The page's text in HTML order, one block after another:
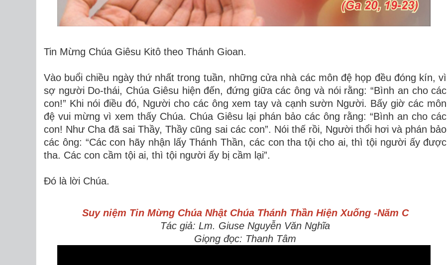
Tin Mừng Chúa Giêsu Kitô theo Thánh Gioan.
Vào buổi chiều ngày thứ nhất trong tuần, những cửa nhà các môn đệ họp đều đóng kín, vì
sợ người Do-thái, Chúa Giêsu hiện đến, đứng giữa các ông và nói rằng: “Bình an cho các
con!” Khi nói điều đó, Người cho các ông xem tay và cạnh sườn Người. Bấy giờ các môn
đệ vui mừng vì xem thấy Chúa. Chúa Giêsu lại phán bảo các ông rằng: “Bình an cho các
con! Như Cha đã sai Thầy, Thầy cũng sai các con”. Nói thế rồi, Người thổi hơi và phán bảo
các ông: “Các con hãy nhận lấy Thánh Thần, các con tha tội cho ai, thì tội người ấy được
tha. Các con cầm tội ai, thì tội người ấy bị cầm lại”.
Ðó là lời Chúa.
Suy niệm Tin Mừng Chúa Nhật Chúa Thánh Thần Hiện Xuống -Năm C
Tác giả: Lm. Giuse Nguyễn Văn Nghĩa
Giọng đọc: Thanh Tâm